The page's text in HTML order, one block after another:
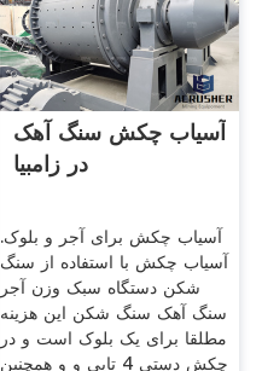
آسیاب چکش سنگ آهک
در زامبیا
آسیاب چکش برای آجر و بلوک.
آسیاب چکش با استفاده از سنگ
شکن دستگاه سبک وزن آجر
سنگ آهک سنگ شکن این هزینه
مطلقا برای یک بلوک است و در
چکش دستی 4 تایی و و همچنین